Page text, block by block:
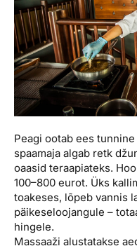
Peagi ootab ees
spaamaja algab retk
oaasid teraapiateks.
100–800 eurot. Üks
toakeses, lõpeb vannis
päikeseloojangule –
hingele.
Massaaži alustatakse